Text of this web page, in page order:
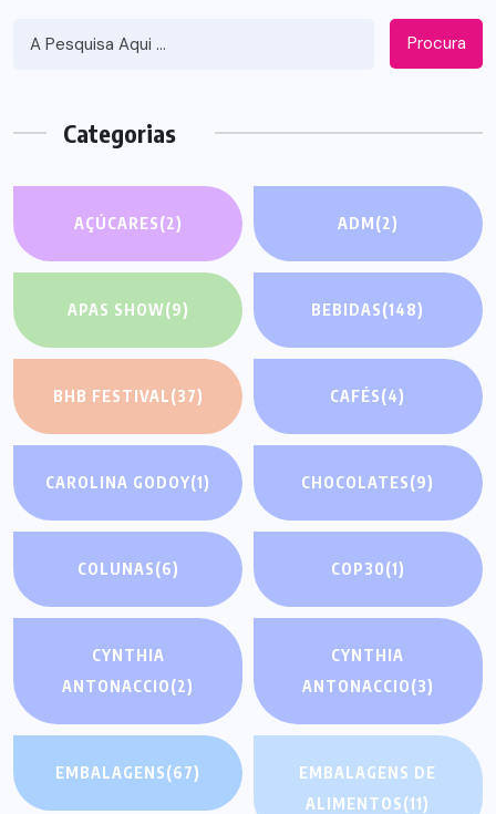
Procura
Categorias
AÇÚCARES(2) ADM(2)
APAS SHOW(9) BEBIDAS(148)
BHB FESTIVAL(37) CAFÉS(4)
CAROLINA GODOY(1) CHOCOLATES(9)
COLUNAS(6) COP30(1)
CYNTHIA
ANTONACCIO(2)
CYNTHIA
ANTONACCIO(3)
EMBALAGENS(67)
EMBALAGENS DE
ALIMENTOS(11)